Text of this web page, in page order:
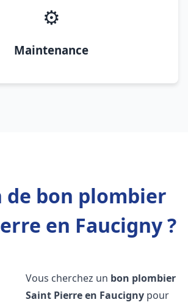
⚙️
Maintenance
de bon plombier
en Faucigny ?
Vous cherchez un bon plombier
Saint Pierre en Faucigny pour